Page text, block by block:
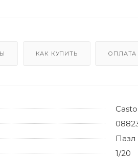
КАК КУПИТЬ ОПЛАТА
Пазл
1/20